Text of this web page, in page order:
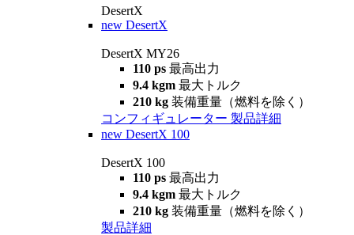
DesertX
new DesertX
DesertX MY26
110 ps 最高出力
9.4 kgm 最大トルク
210 kg 装備重量（燃料を除く）
コンフィギュレーター 製品詳細
new DesertX 100
DesertX 100
110 ps 最高出力
9.4 kgm 最大トルク
210 kg 装備重量（燃料を除く）
製品詳細